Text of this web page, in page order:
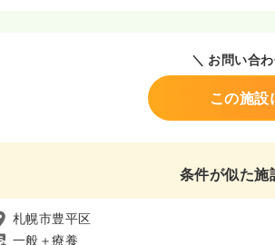
＼ お問い合
この施設
条件が似た施
札幌市豊平区
一般＋療養